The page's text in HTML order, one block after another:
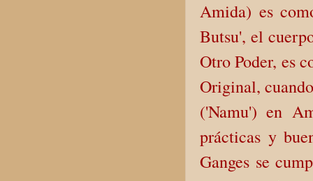
Amida) es
Butsu', el
Otro Poder, es
Original,
('Namu') en
prácticas y
Ganges se